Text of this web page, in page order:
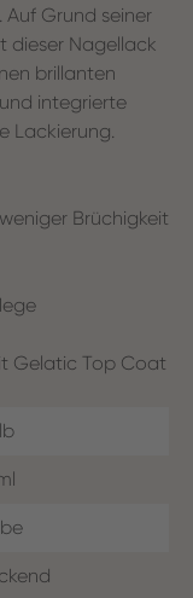
Grund seiner
dieser Nagellack
brillanten
integrierte
Lackierung.
Brüchigkeit
Gelatic Top Coat